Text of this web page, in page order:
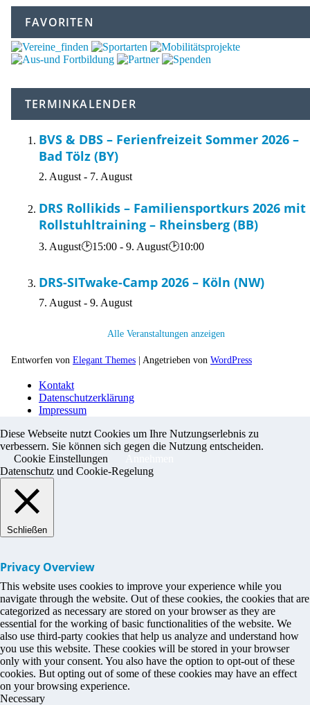
FAVORITEN
TERMINKALENDER
BVS & DBS – Ferienfreizeit Sommer 2026 –
Bad Tölz (BY)
2. August - 7. August
DRS Rollikids – Familiensportkurs 2026 mit
Rollstuhltraining – Rheinsberg (BB)
3. August🕑15:00 - 9. August🕑10:00
DRS-SITwake-Camp 2026 – Köln (NW)
7. August - 9. August
Alle Veranstaltungen anzeigen
Entworfen von Elegant Themes | Angetrieben von WordPress
Kontakt
Datenschutzerklärung
Impressum
Diese Webseite nutzt Cookies um Ihre Nutzungserlebnis zu
verbessern. Sie können sich gegen die Nutzung entscheiden.
Cookie Einstellungen
Datenschutz und Cookie-Regelung
Schließen
Privacy Overview
This website uses cookies to improve your experience while you
navigate through the website. Out of these cookies, the cookies that are
categorized as necessary are stored on your browser as they are
essential for the working of basic functionalities of the website. We
also use third-party cookies that help us analyze and understand how
you use this website. These cookies will be stored in your browser
only with your consent. You also have the option to opt-out of these
cookies. But opting out of some of these cookies may have an effect
on your browsing experience.
Necessary